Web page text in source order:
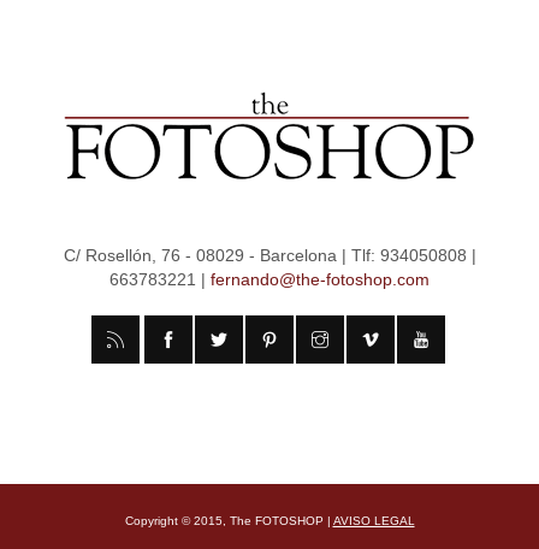
C/ Rosellón, 76 - 08029 - Barcelona | Tlf: 934050808 |
663783221 | fernando@the-fotoshop.com
Copyright © 2015, The FOTOSHOP | AVISO LEGAL